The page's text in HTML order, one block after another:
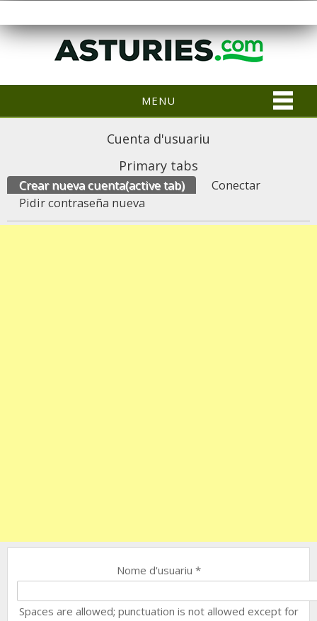
MENU
Cuenta d'usuariu
Primary tabs
Crear nueva cuenta(active tab)
Conectar
Pidir contraseña nueva
Nome d'usuariu *
Spaces are allowed; punctuation is not allowed except for